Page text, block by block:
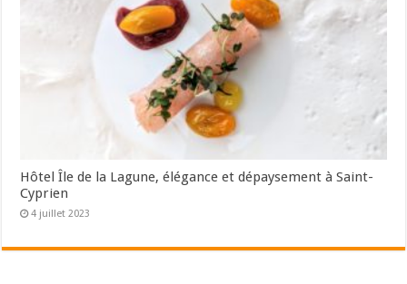
Hôtel Île de la Lagune, élégance et dépaysement à Saint-
Cyprien
4 juillet 2023